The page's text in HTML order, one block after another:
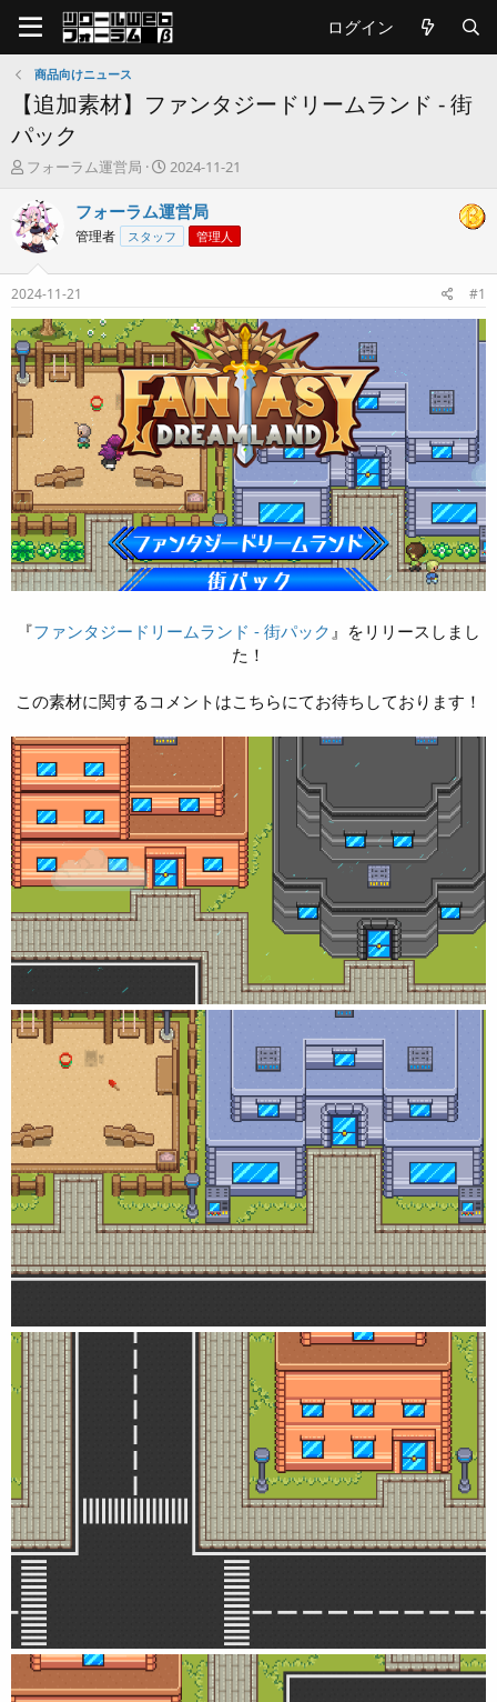
ログイン
商品向けニュース
【追加素材】ファンタジードリームランド - 街
パック
T
r
e
a
s
t
a
r
t
e
r
フォーラム運営局
開
日
2024-11-21
フォーラム運営局
管理者 スタッフ 管理人
2024-11-21 #1
『ファンタジードリームランド - 街パック 』をリリースしまし
た！
この素材に関するコメントはこちらにてお待ちしております！